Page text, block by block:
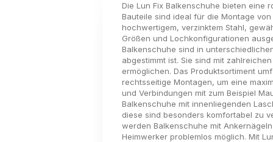
Die Lun Fix Balkenschuhe bieten eine
Bauteile sind ideal für die Montage
hochwertigem, verzinktem Stahl,
Größen und Lochkonfigurationen
Balkenschuhe sind in
abgestimmt ist. Sie sind mit
ermöglichen. Das Produktsortiment
rechtsseitige Montagen, um eine
und Verbindungen mit zum Beispiel
Balkenschuhe mit innenliegenden
diese sind besonders komfortabel zu
werden Balkenschuhe mit
Heimwerker problemlos möglich. Mit